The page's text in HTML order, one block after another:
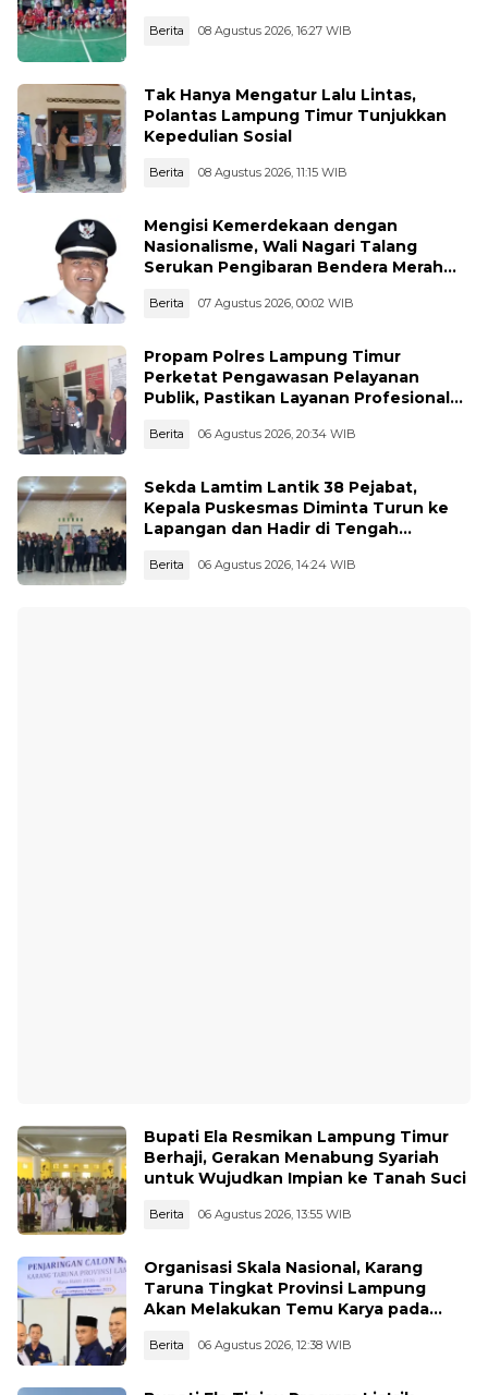
Berita 08 Agustus 2026, 16:27 WIB
Tak Hanya Mengatur Lalu Lintas,
Polantas Lampung Timur Tunjukkan
Kepedulian Sosial
Berita 08 Agustus 2026, 11:15 WIB
Mengisi Kemerdekaan dengan
Nasionalisme, Wali Nagari Talang
Serukan Pengibaran Bendera Merah
Berita 07 Agustus 2026, 00:02 WIB
Propam Polres Lampung Timur
Perketat Pengawasan Pelayanan
Publik, Pastikan Layanan Profesional
Berita 06 Agustus 2026, 20:34 WIB
Sekda Lamtim Lantik 38 Pejabat,
Kepala Puskesmas Diminta Turun ke
Lapangan dan Hadir di Tengah
Berita 06 Agustus 2026, 14:24 WIB
Bupati Ela Resmikan Lampung Timur
Berhaji, Gerakan Menabung Syariah
untuk Wujudkan Impian ke Tanah Suci
Berita 06 Agustus 2026, 13:55 WIB
Organisasi Skala Nasional, Karang
Taruna Tingkat Provinsi Lampung
Akan Melakukan Temu Karya pada
Berita 06 Agustus 2026, 12:38 WIB